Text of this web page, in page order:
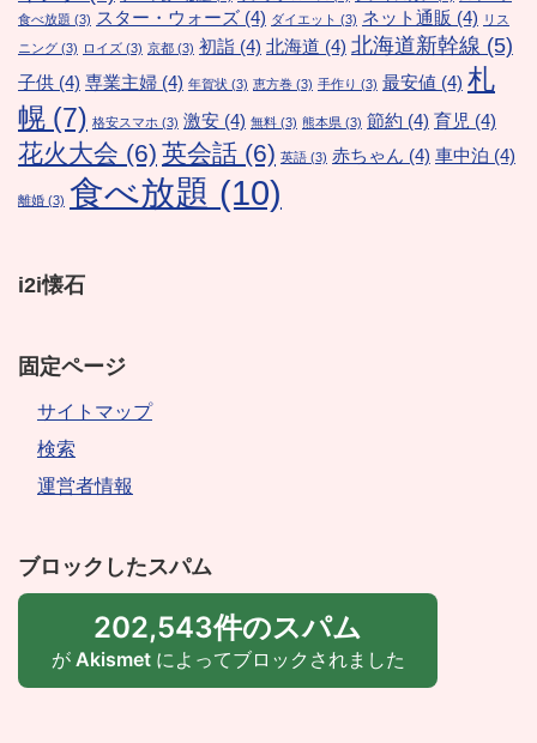
食べ放題 (3) スター・ウォーズ (4) ダイエット (3) ネット通販 (4) リス
ニング (3) ロイズ (3) 京都 (3) 初詣 (4) 北海道 (4) 北海道新幹線 (5)
子供 (4) 専業主婦 (4) 年賀状 (3) 恵方巻 (3) 手作り (3) 最安値 (4) 札
幌 (7) 格安スマホ (3) 激安 (4) 無料 (3) 熊本県 (3) 節約 (4) 育児 (4)
花火大会 (6) 英会話 (6) 英語 (3) 赤ちゃん (4) 車中泊 (4)
離婚 (3) 食べ放題 (10)
i2i懐石
固定ページ
サイトマップ
検索
運営者情報
ブロックしたスパム
202,543件のスパム
が Akismetによってブロックされました